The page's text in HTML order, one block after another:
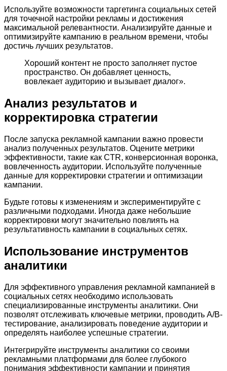
Используйте возможности таргетинга социальных сетей
для точечной настройки рекламы и достижения
максимальной релевантности. Анализируйте данные и
оптимизируйте кампанию в реальном времени, чтобы
достичь лучших результатов.
Хороший контент не просто заполняет пустое
пространство. Он добавляет ценность,
вовлекает аудиторию и вызывает диалог».
Анализ результатов и
корректировка стратегии
После запуска рекламной кампании важно провести
анализ полученных результатов. Оцените метрики
эффективности, такие как CTR, конверсионная воронка,
вовлеченность аудитории. Используйте полученные
данные для корректировки стратегии и оптимизации
кампании.
Будьте готовы к изменениям и экспериментируйте с
различными подходами. Иногда даже небольшие
корректировки могут значительно повлиять на
результативность кампании в социальных сетях.
Использование инструментов
аналитики
Для эффективного управления рекламной кампанией в
социальных сетях необходимо использовать
специализированные инструменты аналитики. Они
позволят отслеживать ключевые метрики, проводить A/B-
тестирование, анализировать поведение аудитории и
определять наиболее успешные стратегии.
Интегрируйте инструменты аналитики со своими
рекламными платформами для более глубокого
понимания эффективности кампании и принятия